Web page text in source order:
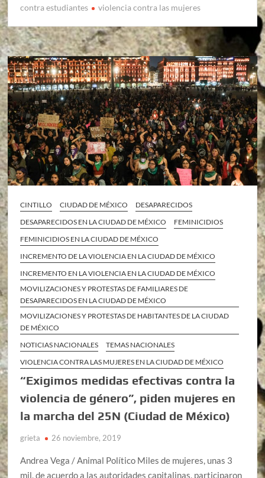
contra estudiantes
violencia contra las mujeres
CINTILLO CIUDAD DE MÉXICO
DESAPARECIDOS
DESAPARECIDOS EN LA CIUDAD DE MÉXICO
FEMINICIDIOS
FEMINICIDIOS EN LA CIUDAD DE MÉXICO
INCREMENTO DE LA VIOLENCIA EN LA CIUDAD DE MÉXICO
INCREMENTO EN LA VIOLENCIA EN LA CIUDAD DE MÉXICO
MOVILIZACIONES Y PROTESTAS DE FAMILIARES DE
DESAPARECIDOS EN LA CIUDAD DE MÉXICO
MOVILIZACIONES Y PROTESTAS DE HABITANTES DE LA CIUDAD
DE MÉXICO
NOTICIAS NACIONALES
TEMAS NACIONALES
VIOLENCIA CONTRA LAS MUJERES EN LA CIUDAD DE MÉXICO
“Exigimos medidas efectivas contra la
violencia de género”, piden mujeres en
la marcha del 25N (Ciudad de México)
grieta 26 noviembre, 2019
Andrea Vega / Animal Político Miles de mujeres, unas 3
mil, de acuerdo a las autoridades capitalinas, participaron